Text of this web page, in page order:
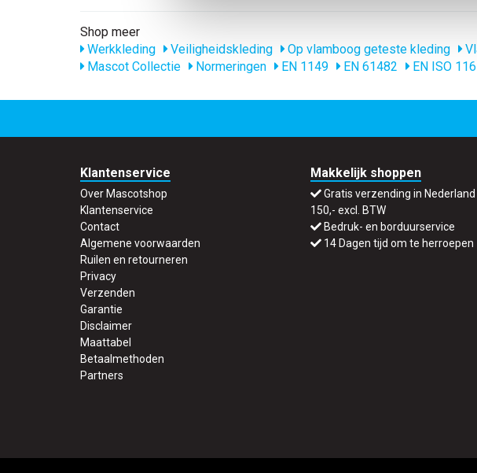
Shop meer
Werkkleding
Veiligheidskleding Op vlamboog geteste kleding
Mascot Collectie
Normeringen EN 1149 EN 61482 EN ISO
Klantenservice
Over Mascotshop
Klantenservice
Contact
Algemene voorwaarden
Ruilen en retourneren
Privacy
Verzenden
Garantie
Disclaimer
Maattabel
Betaalmethoden
Partners
Makkelijk shoppen
Gratis verzending in
150,- excl. BTW
Bedruk- en borduurservice
14 Dagen tijd om te herroepen